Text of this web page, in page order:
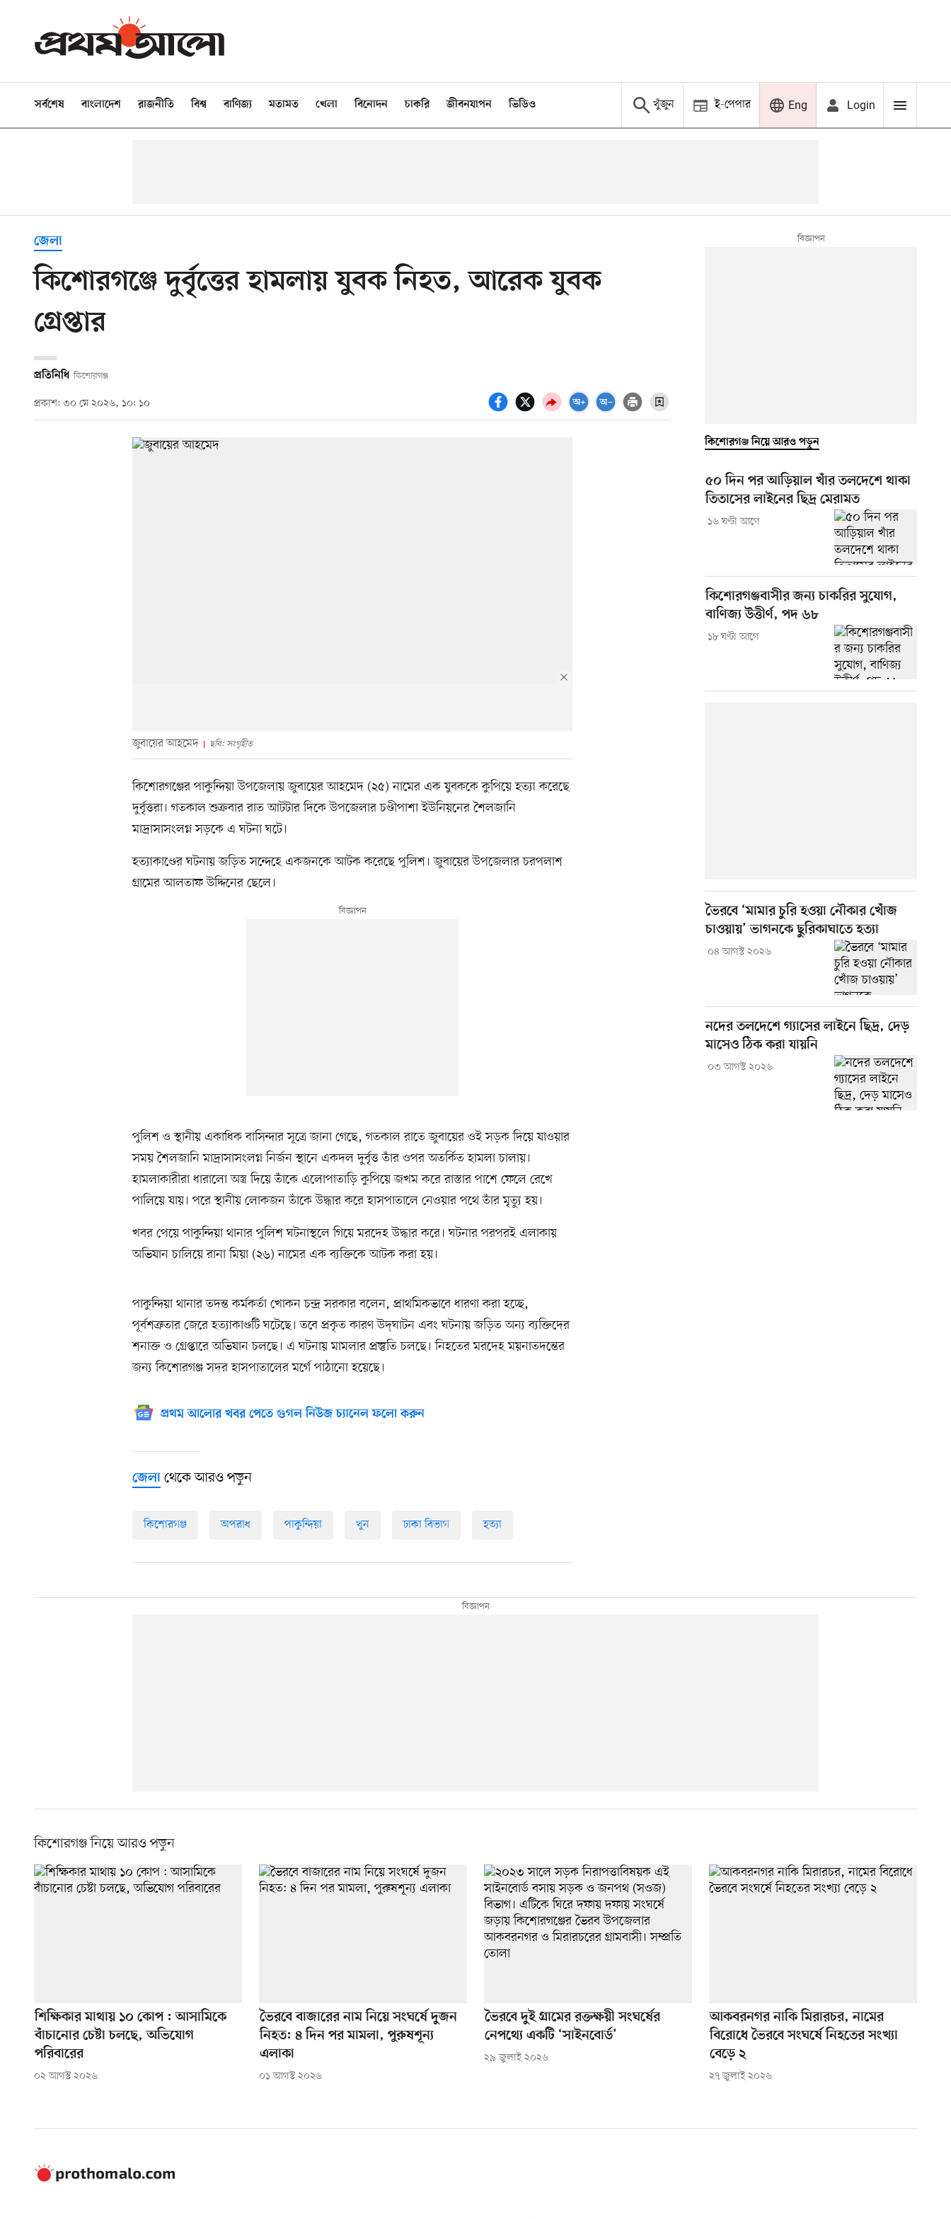
সর্বশেষ বাংলাদেশ রাজনীতি বিশ্ব বাণিজ্য মতামত খেলা বিনোদন চাকরি জীবনযাপন ভিডিও খুঁজুন ই-পেপার Eng Login
জেলা
কিশোরগঞ্জে দুর্বৃত্তের হামলায় যুবক নিহত, আরেক যুবক
গ্রেপ্তার
প্রতিনিধি কিশোরগঞ্জ
প্রকাশ: ৩০ মে ২০২৬, ১০: ১০
জুবায়ের আহমেদ ছবি: সংগৃহীত
কিশোরগঞ্জের পাকুন্দিয়া উপজেলায় জুবায়ের আহমেদ (২৫) নামের এক যুবককে কুপিয়ে হত্যা করেছে
দুর্বৃত্তরা। গতকাল শুক্রবার রাত আটটার দিকে উপজেলার চণ্ডীপাশা ইউনিয়নের শৈলজানি
মাদ্রাসাসংলগ্ন সড়কে এ ঘটনা ঘটে।
হত্যাকাণ্ডের ঘটনায় জড়িত সন্দেহে একজনকে আটক করেছে পুলিশ। জুবায়ের উপজেলার চরপলাশ
গ্রামের আলতাফ উদ্দিনের ছেলে।
পুলিশ ও স্থানীয় একাধিক বাসিন্দার সূত্রে জানা গেছে, গতকাল রাতে জুবায়ের ওই সড়ক দিয়ে যাওয়ার
সময় শৈলজানি মাদ্রাসাসংলগ্ন নির্জন স্থানে একদল দুর্বৃত্ত তাঁর ওপর অতর্কিত হামলা চালায়।
হামলাকারীরা ধারালো অস্ত্র দিয়ে তাঁকে এলোপাতাড়ি কুপিয়ে জখম করে রাস্তার পাশে ফেলে রেখে
পালিয়ে যায়। পরে স্থানীয় লোকজন তাঁকে উদ্ধার করে হাসপাতালে নেওয়ার পথে তাঁর মৃত্যু হয়।
খবর পেয়ে পাকুন্দিয়া থানার পুলিশ ঘটনাস্থলে গিয়ে মরদেহ উদ্ধার করে। ঘটনার পরপরই এলাকায়
অভিযান চালিয়ে রানা মিয়া (২৬) নামের এক ব্যক্তিকে আটক করা হয়।
পাকুন্দিয়া থানার তদন্ত কর্মকর্তা খোকন চন্দ্র সরকার বলেন, প্রাথমিকভাবে ধারণা করা হচ্ছে,
পূর্বশত্রুতার জেরে হত্যাকাণ্ডটি ঘটেছে। তবে প্রকৃত কারণ উদ্‌ঘাটন এবং ঘটনায় জড়িত অন্য ব্যক্তিদের
শনাক্ত ও গ্রেপ্তারে অভিযান চলছে। এ ঘটনায় মামলার প্রস্তুতি চলছে। নিহতের মরদেহ ময়নাতদন্তের
জন্য কিশোরগঞ্জ সদর হাসপাতালের মর্গে পাঠানো হয়েছে।
প্রথম আলোর খবর পেতে গুগল নিউজ চ্যানেল ফলো করুন
জেলা থেকে আরও পড়ুন
কিশোরগঞ্জ অপরাধ পাকুন্দিয়া খুন ঢাকা বিভাগ হত্যা
কিশোরগঞ্জ নিয়ে আরও পড়ুন
৫০ দিন পর আড়িয়াল খাঁর তলদেশে থাকা
তিতাসের লাইনের ছিদ্র মেরামত
১৬ ঘণ্টা আগে
কিশোরগঞ্জবাসীর জন্য চাকরির সুযোগ,
বাণিজ্য উত্তীর্ণ, পদ ৬৮
১৮ ঘণ্টা আগে
ভৈরবে ‘মামার চুরি হওয়া নৌকার খোঁজ
চাওয়ায়’ ভাগনকে ছুরিকাঘাতে হত্যা
০৪ আগস্ট ২০২৬
নদের তলদেশে গ্যাসের লাইনে ছিদ্র, দেড়
মাসেও ঠিক করা যায়নি
০৩ আগস্ট ২০২৬
কিশোরগঞ্জ নিয়ে আরও পড়ুন
শিক্ষিকার মাথায় ১০ কোপ : আসামিকে
বাঁচানোর চেষ্টা চলছে, অভিযোগ
পরিবারের
০২ আগস্ট ২০২৬
ভৈরবে বাজারের নাম নিয়ে সংঘর্ষে দুজন
নিহত: ৪ দিন পর মামলা, পুরুষশূন্য
এলাকা
০১ আগস্ট ২০২৬
ভৈরবে দুই গ্রামের রক্তক্ষয়ী সংঘর্ষের
নেপথ্যে একটি ‘সাইনবোর্ড’
২৯ জুলাই ২০২৬
আকবরনগর নাকি মিরারচর, নামের
বিরোধে ভৈরবে সংঘর্ষে নিহতের সংখ্যা
বেড়ে ২
২৭ জুলাই ২০২৬